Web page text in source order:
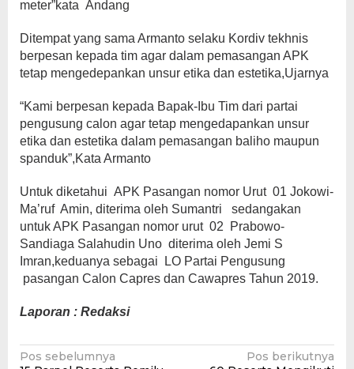
meter”kata Andang
Ditempat yang sama Armanto selaku Kordiv tekhnis
berpesan kepada tim agar dalam pemasangan APK
tetap mengedepankan unsur etika dan estetika,Ujarnya
“Kami berpesan kepada Bapak-Ibu Tim dari partai
pengusung calon agar tetap mengedapankan unsur
etika dan estetika dalam pemasangan baliho maupun
spanduk”,Kata Armanto
Untuk diketahui APK Pasangan nomor Urut 01 Jokowi-
Ma’ruf Amin, diterima oleh Sumantri sedangakan
untuk APK Pasangan nomor urut 02 Prabowo-
Sandiaga Salahudin Uno diterima oleh Jemi S
Imran,keduanya sebagai LO Partai Pengusung
pasangan Calon Capres dan Cawapres Tahun 2019.
Laporan : Redaksi
Navigasi
Pos sebelumnya
Pos berikutnya